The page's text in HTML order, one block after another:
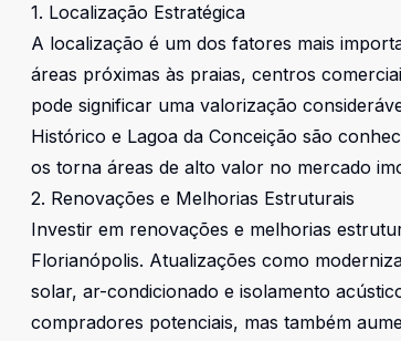
1. Localização Estratégica
A localização é um dos fatores mais
áreas próximas às praias, centros
pode significar uma valorização
Histórico e Lagoa da Conceição são
os torna áreas de alto valor no mercado
2. Renovações e Melhorias Estruturais
Investir em renovações e melhorias
Florianópolis. Atualizações como
solar, ar-condicionado e isolamento
compradores potenciais, mas também